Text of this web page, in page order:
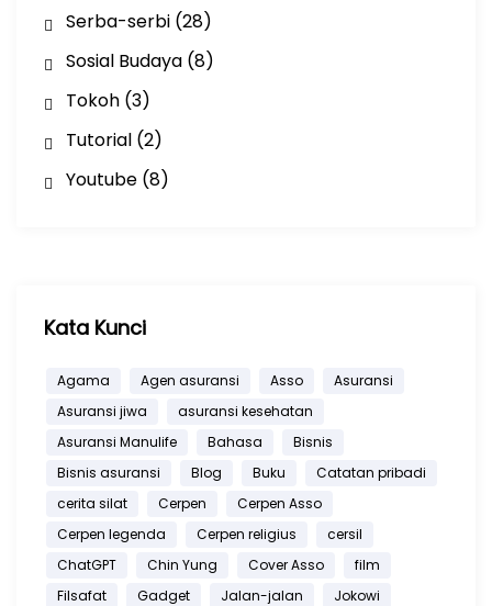
Serba-serbi(28)
Sosial Budaya(8)
Tokoh(3)
Tutorial(2)
Youtube(8)
Kata Kunci
Agama Agen asuransi Asso
Asuransi
Asuransi jiwa
asuransi kesehatan
Asuransi Manulife
Bahasa
Bisnis
Bisnis asuransi
Blog Buku
Catatan pribadi
cerita silat
Cerpen
Cerpen Asso
Cerpen legenda
Cerpen religius
cersil
ChatGPT
Chin Yung Cover Asso
film
Filsafat
Gadget Jalan-jalan
Jokowi